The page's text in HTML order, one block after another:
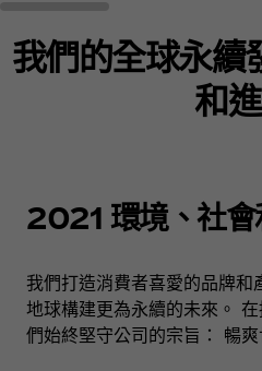
我們的全球永續
和
2021 環境、社會
我們打造消費者喜愛的品牌和
地球構建更為永續的未來。
們始終堅守公司的宗旨： 暢爽